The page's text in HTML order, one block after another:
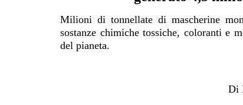
Milioni di tonnellate di mascherine
sostanze chimiche tossiche, coloranti e
del pianeta.
Di